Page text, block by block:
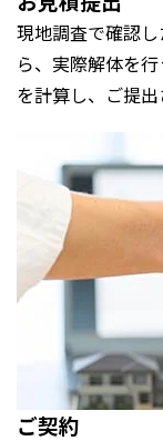
現地調査で確認
ら、実際解体を
を計算し、ご提出
ご契約